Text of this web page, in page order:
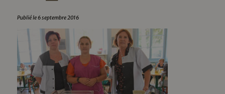
Publié le 6 septembre 2016